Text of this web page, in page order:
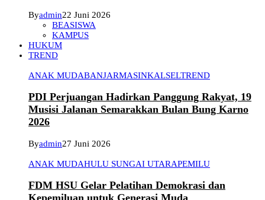
Byadmin22 Juni 2026
BEASISWA
KAMPUS
HUKUM
TREND
ANAK MUDABANJARMASINKALSELTREND
PDI Perjuangan Hadirkan Panggung Rakyat, 19
Musisi Jalanan Semarakkan Bulan Bung Karno
2026
Byadmin27 Juni 2026
ANAK MUDAHULU SUNGAI UTARAPEMILU
FDM HSU Gelar Pelatihan Demokrasi dan